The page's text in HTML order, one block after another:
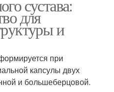
сустава:
для
и
при
капсулы двух
и большеберцовой.